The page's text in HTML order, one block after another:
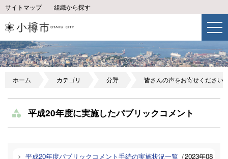
サイトマップ 組織から探す
ホーム カテゴリ 分野 皆さんの声をお寄せください
平成20年度に実施したパブリックコメント
平成20年度パブリックコメント手続の実施状況一覧 （2023年08